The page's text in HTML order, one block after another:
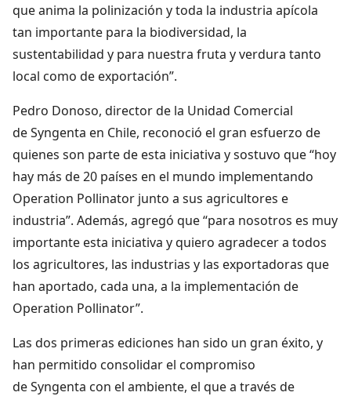
que anima la polinización y toda la industria apícola
tan importante para la biodiversidad, la
sustentabilidad y para nuestra fruta y verdura tanto
local como de exportación”.
Pedro Donoso, director de la Unidad Comercial
de Syngenta en Chile, reconoció el gran esfuerzo de
quienes son parte de esta iniciativa y sostuvo que “hoy
hay más de 20 países en el mundo implementando
Operation Pollinator junto a sus agricultores e
industria”. Además, agregó que “para nosotros es muy
importante esta iniciativa y quiero agradecer a todos
los agricultores, las industrias y las exportadoras que
han aportado, cada una, a la implementación de
Operation Pollinator”.
Las dos primeras ediciones han sido un gran éxito, y
han permitido consolidar el compromiso
de Syngenta con el ambiente, el que a través de